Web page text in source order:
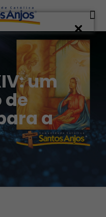
um
de
a